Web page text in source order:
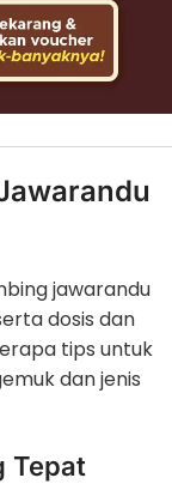
jawarandu
dosis dan
tips untuk
dan jenis
Tepat